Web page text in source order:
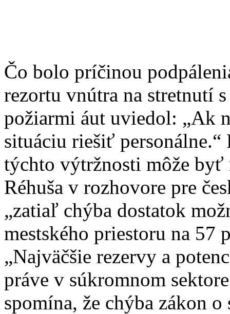
Čo bolo príčinou
rezortu vnútra na stretnutí
požiarmi áut uviedol: „Ak
situáciu riešiť
týchto výtržnosti môže byť
Réhuša v rozhovore pre
„zatiaľ chýba dostatok
mestského priestoru na 57
„Najväčšie rezervy a
práve v súkromnom
spomína, že chýba zákon o